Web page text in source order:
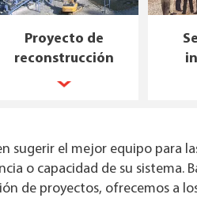
sugerir el mejor equipo para
o capacidad de su sistema.
de proyectos, ofrecemos a
Proyecto de
reconstrucción